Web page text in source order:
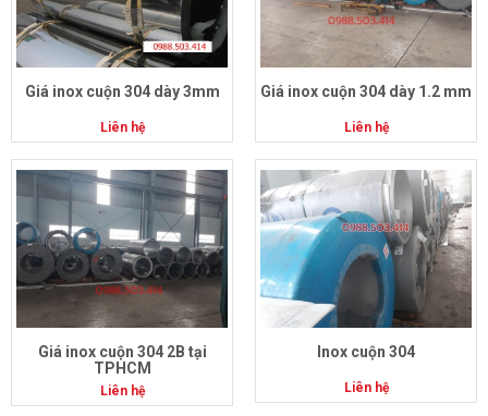
Giá inox cuộn 304 dày 3mm
Liên hệ
Giá inox cuộn 304 dày 1.2 mm
Liên hệ
Giá inox cuộn 304 2B tại
TPHCM
Liên hệ
Inox cuộn 304
Liên hệ